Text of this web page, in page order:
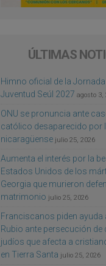
ÚLTIMAS
Himno oficial de la
Juventud Seúl 2027 agosto 3,
ONU se pronuncia ante
católico desaparecido por
nicaragüense julio 25, 2026
Aumenta el interés por la
Estados Unidos de los
Georgia que murieron
matrimonio julio 25, 2026
Franciscanos piden ayuda
Rubio ante persecución
judíos que afecta a
en Tierra Santa julio 25, 2026